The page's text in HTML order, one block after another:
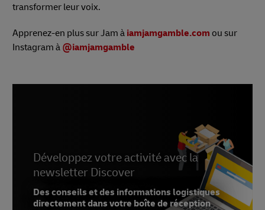
transformer leur voix.
Apprenez-en plus sur Jam à iamjamgamble.com ou sur
Instagram à @iamjamgamble
Développez votre activité avec la
newsletter Discover
Des conseils et des informations logistiques
directement dans votre boîte de réception